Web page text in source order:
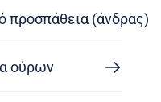
προσπάθεια (άνδρας)
ούρων